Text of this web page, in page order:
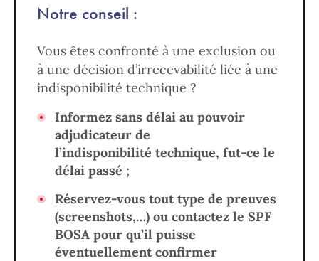
Notre conseil :
Vous êtes confronté à une exclusion ou
à une décision d’irrecevabilité liée à une
indisponibilité technique ?
Informez sans délai au pouvoir
adjudicateur de
l’indisponibilité technique, fut-ce le
délai passé ;
Réservez-vous tout type de preuves
(screenshots,…) ou contactez le SPF
BOSA pour qu’il puisse
éventuellement confirmer